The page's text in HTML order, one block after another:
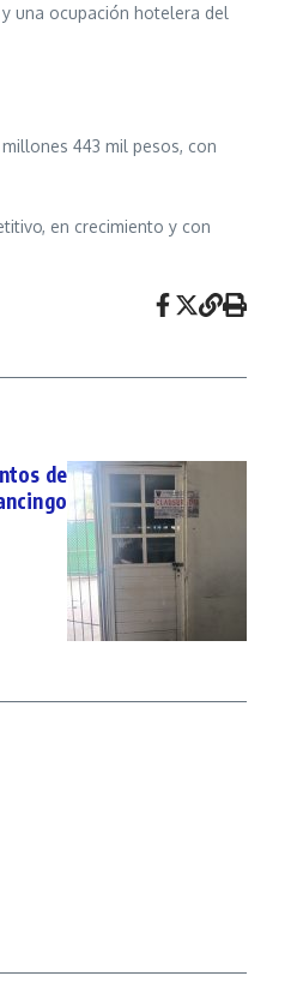
una ocupación hotelera del
443 mil pesos, con
en crecimiento y con
de